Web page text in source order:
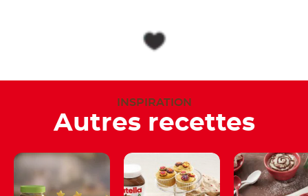
INSPIRATION
Autres recettes